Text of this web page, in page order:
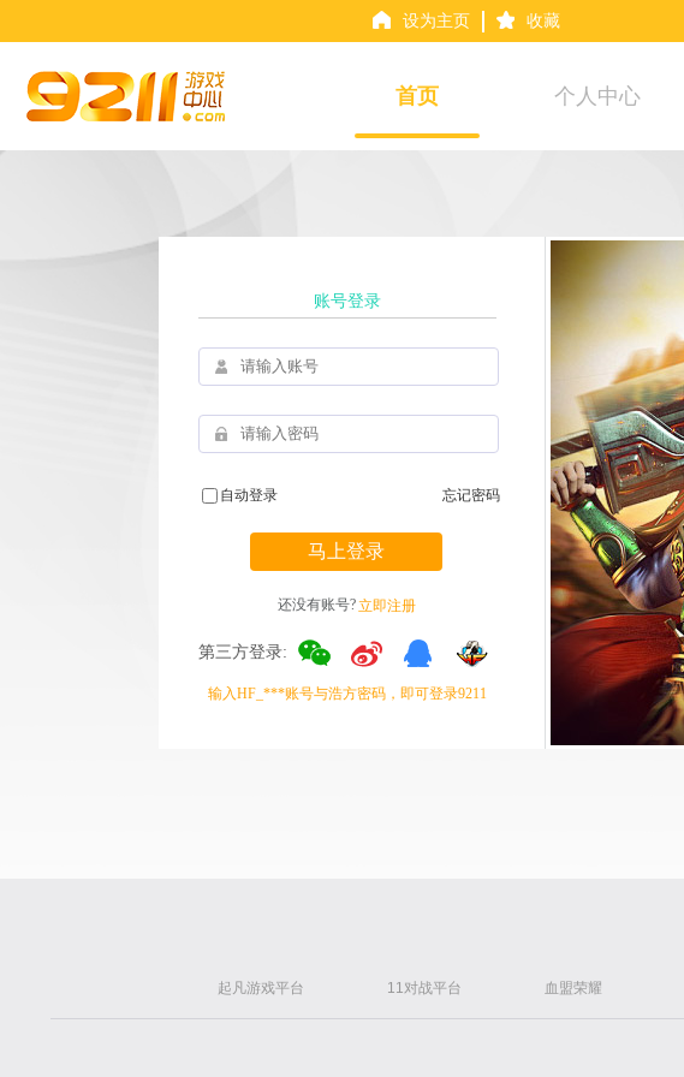
设为主页 收藏
首页 个人中心
账号登录
自动登录 忘记密码
马上登录
还没有账号?立即注册
第三方登录:
输入HF_***账号与浩方密码，即可登录9211
起凡游戏平台 11对战平台 血盟荣耀